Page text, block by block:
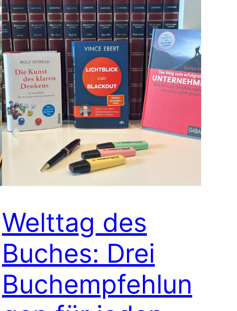
Welttag des
Buches: Drei
Buchempfehlun